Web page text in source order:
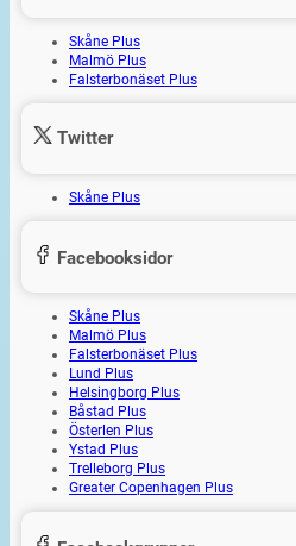
Skåne Plus
Malmö Plus
Falsterbonäset Plus
Twitter
Skåne Plus
Facebooksidor
Skåne Plus
Malmö Plus
Falsterbonäset Plus
Lund Plus
Helsingborg Plus
Båstad Plus
Österlen Plus
Ystad Plus
Trelleborg Plus
Greater Copenhagen Plus